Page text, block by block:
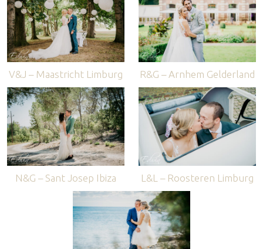
V&J – Maastricht Limburg R&G – Arnhem Gelderland
N&G – Sant Josep Ibiza L&L – Roosteren Limburg